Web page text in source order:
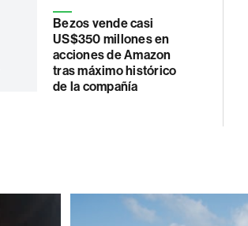
Bezos vende casi
US$350 millones en
acciones de Amazon
tras máximo histórico
de la compañía